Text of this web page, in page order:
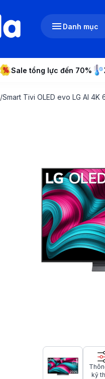
Danh mục
Sale tổng lực đến 70%
/Smart Tivi OLED evo LG AI 4K
kỹ